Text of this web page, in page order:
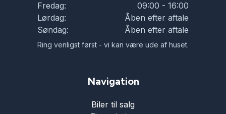
Fredag:
09:00 - 16:00
Lørdag:
Åben efter aftale
Søndag:
Åben efter aftale
Ring venligst først - vi kan være ude af huset.
Navigation
Biler til salg